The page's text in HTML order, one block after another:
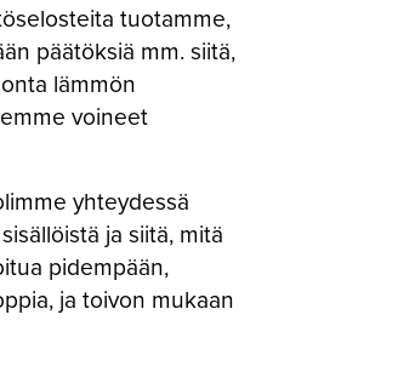
tuotamme,
päätöksiä mm. siitä,
lämmön
voineet
yhteydessä
ja siitä, mitä
pidempään,
ja toivon mukaan